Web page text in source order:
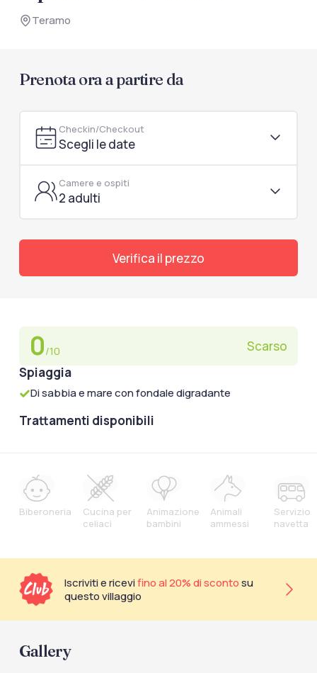
documenti di viaggio.
Teramo
Prenota ora a partire da
Checkin/Checkout
Scegli le date
Camere e ospiti
2 adulti
Verifica il prezzo
0/10
Scarso
Spiaggia
Di sabbia e mare con fondale digradante
Trattamenti disponibili
Biberoneria
Cucina per
celiaci
Animazione
bambini
Animali
ammessi
Servizio
navetta
Iscriviti e ricevifino al 20% di scontosu
questo villaggio
Gallery